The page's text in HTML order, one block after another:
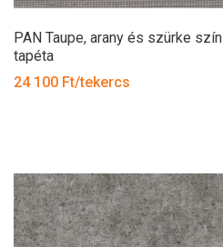
PAN Taupe, arany és szürke
tapéta
24 100 Ft/tekercs